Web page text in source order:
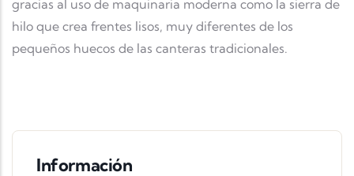
gracias al uso de maquinaria moderna como la sierra de
hilo que crea frentes lisos, muy diferentes de los
pequeños huecos de las canteras tradicionales.
Información